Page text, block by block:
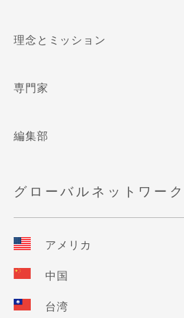
理念とミッション
専門家
編集部
グローバルネットワーク
アメリカ
中国
台湾